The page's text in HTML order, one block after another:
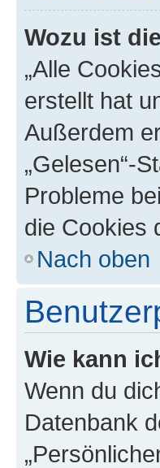
Wozu ist
„Alle
erstellt hat
Außerdem
„Gelesen“-
Probleme
die Cookies
Nach oben
Wie kann
Wenn du
Datenbank